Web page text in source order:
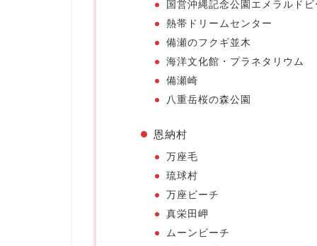
国営沖縄記念公園エメラルド
熱帯ドリームセンター
備瀬のフクギ並木
海洋文化館・プラネタリウム
備瀬崎
八重岳桜の森公園
恩納村
万座毛
琉球村
万座ビーチ
真栄田岬
ムーンビーチ